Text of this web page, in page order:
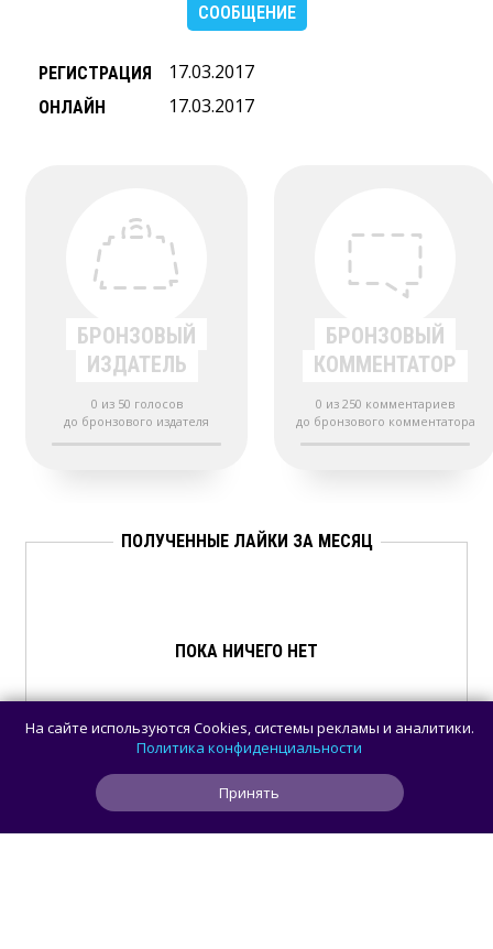
СООБЩЕНИЕ
РЕГИСТРАЦИЯ 17.03.2017
ОНЛАЙН 17.03.2017
БРОНЗОВЫЙ
ИЗДАТЕЛЬ
0 из 50 голосов
до бронзового издателя
БРОНЗОВЫЙ
КОММЕНТАТОР
0 из 250 комментариев
до бронзового комментатора
ПОЛУЧЕННЫЕ ЛАЙКИ ЗА МЕСЯЦ
ПОКА НИЧЕГО НЕТ
На сайте используются Cookies, системы рекламы и аналитики.
Политика конфиденциальности
Принять